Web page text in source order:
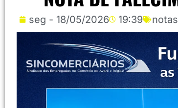
seg - 18/05/2026 19:39